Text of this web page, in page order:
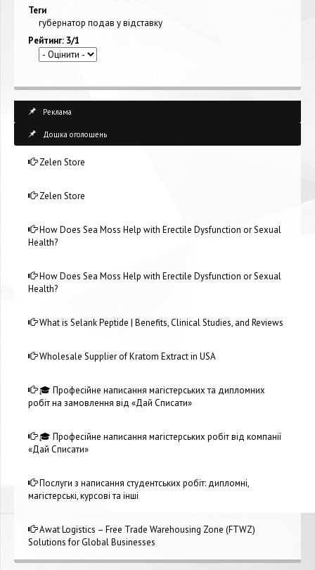
Теги
губернатор подав у відставку
Рейтинг: 3/1
Реклама
Дошка оголошень
Zelen Store
Zelen Store
How Does Sea Moss Help with Erectile Dysfunction or Sexual
Health?
How Does Sea Moss Help with Erectile Dysfunction or Sexual
Health?
What is Selank Peptide | Benefits, Clinical Studies, and Reviews
Wholesale Supplier of Kratom Extract in USA
🎓 Професійне написання магістерських та дипломних
робіт на замовлення від «Дай Списати»
🎓 Професійне написання магістерських робіт від компанії
«Дай Списати»
Послуги з написання студентських робіт: дипломні,
магістерські, курсові та інші
Awat Logistics – Free Trade Warehousing Zone (FTWZ)
Solutions for Global Businesses